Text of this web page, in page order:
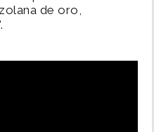
de oro,